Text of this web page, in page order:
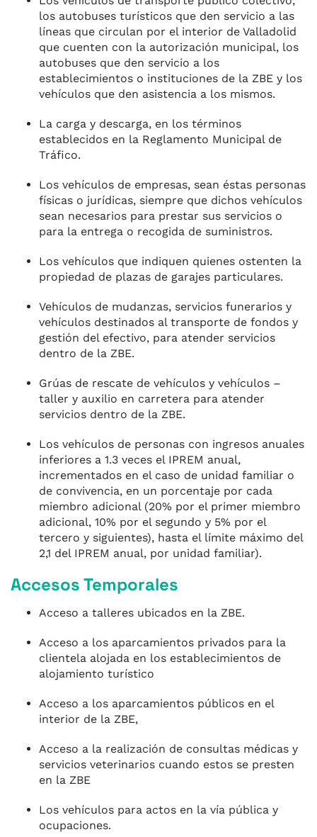
los autobuses turísticos que den servicio a las
líneas que circulan por el interior de Valladolid
que cuenten con la autorización municipal, los
autobuses que den servicio a los
establecimientos o instituciones de la ZBE y los
vehículos que den asistencia a los mismos.
La carga y descarga, en los términos
establecidos en la Reglamento Municipal de
Tráfico.
Los vehículos de empresas, sean éstas personas
físicas o jurídicas, siempre que dichos vehículos
sean necesarios para prestar sus servicios o
para la entrega o recogida de suministros.
Los vehículos que indiquen quienes ostenten la
propiedad de plazas de garajes particulares.
Vehículos de mudanzas, servicios funerarios y
vehículos destinados al transporte de fondos y
gestión del efectivo, para atender servicios
dentro de la ZBE.
Grúas de rescate de vehículos y vehículos –
taller y auxilio en carretera para atender
servicios dentro de la ZBE.
Los vehículos de personas con ingresos anuales
inferiores a 1.3 veces el IPREM anual,
incrementados en el caso de unidad familiar o
de convivencia, en un porcentaje por cada
miembro adicional (20% por el primer miembro
adicional, 10% por el segundo y 5% por el
tercero y siguientes), hasta el límite máximo del
2,1 del IPREM anual, por unidad familiar).
Accesos Temporales
Acceso a talleres ubicados en la ZBE.
Acceso a los aparcamientos privados para la
clientela alojada en los establecimientos de
alojamiento turístico
Acceso a los aparcamientos públicos en el
interior de la ZBE,
Acceso a la realización de consultas médicas y
servicios veterinarios cuando estos se presten
en la ZBE
Los vehículos para actos en la vía pública y
ocupaciones.